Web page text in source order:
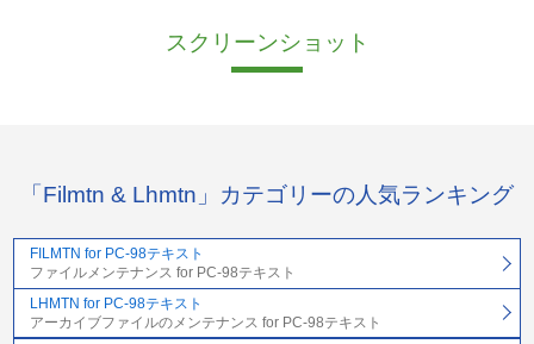
スクリーンショット
「Filmtn & Lhmtn」カテゴリーの人気ランキング
FILMTN for PC-98テキスト
ファイルメンテナンス for PC-98テキスト
LHMTN for PC-98テキスト
アーカイブファイルのメンテナンス for PC-98テキスト